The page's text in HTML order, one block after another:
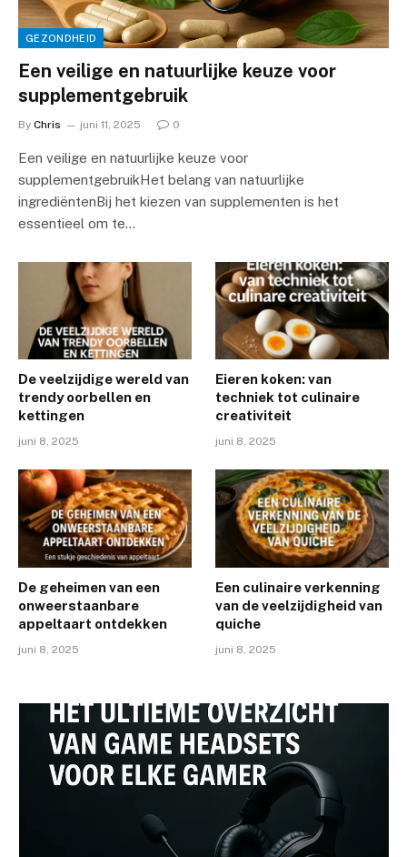
GEZONDHEID
Een veilige en natuurlijke keuze voor
supplementgebruik
By Chris juni 11, 2025 0
Een veilige en natuurlijke keuze voor
supplementgebruikHet belang van natuurlijke
ingrediëntenBij het kiezen van supplementen is het
essentieel om te…
De veelzijdige wereld van
trendy oorbellen en
kettingen
juni 8, 2025
Eieren koken: van
techniek tot culinaire
creativiteit
juni 8, 2025
De geheimen van een
onweerstaanbare
appeltaart ontdekken
juni 8, 2025
Een culinaire verkenning
van de veelzijdigheid van
quiche
juni 8, 2025